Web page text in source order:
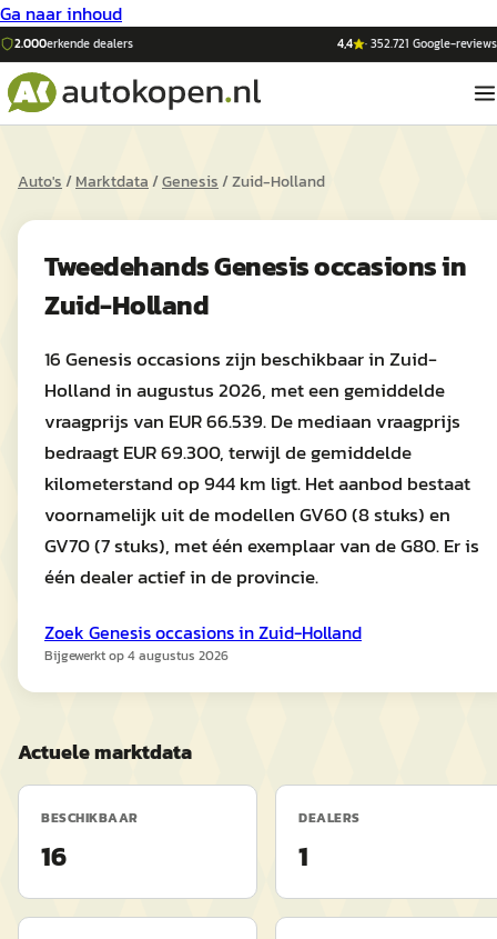
Ga naar inhoud
2.000erkende dealers 4,4 ·352.721 Google-reviews
Auto's/Marktdata/Genesis/Zuid-Holland
TweedehandsGenesisoccasions in
Zuid-Holland
16 Genesis occasions zijn beschikbaar in Zuid-
Holland in augustus 2026, met een gemiddelde
vraagprijs van EUR 66.539. De mediaan vraagprijs
bedraagt EUR 69.300, terwijl de gemiddelde
kilometerstand op 944 km ligt. Het aanbod bestaat
voornamelijk uit de modellen GV60 (8 stuks) en
GV70 (7 stuks), met één exemplaar van de G80. Er is
één dealer actief in de provincie.
Zoek Genesisoccasions inZuid-Holland
Bijgewerkt op4 augustus 2026
Actuele marktdata
BESCHIKBAAR
16
DEALERS
1